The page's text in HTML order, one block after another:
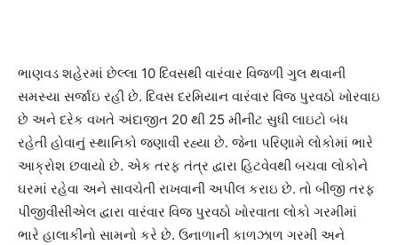
ભાણવડ શહેરમાં છેલ્લા 10 દિવસથી વારંવાર વિજળી ગુલ થવાની
સમસ્યા સર્જાઇ રહી છે. દિવસ દરમિયાન વારંવાર વિજ પુરવઠો ખોરવાઇ
છે અને દરેક વખતે અંદાજીત 20 થી 25 મીનીટ સુધી લાઇટો બંધ
રહેતી હોવાનું સ્થાનિકો જણાવી રહ્યા છે. જેના પરિણામે લોકોમાં ભારે
આક્રોશ છવાયો છે. એક તરફ તંત્ર દ્વારા હિટવેવથી બચવા લોકોને
ઘરમાં રહેવા અને સાવચેતી રાખવાની અપીલ કરાઇ છે. તો બીજી તરફ
પીજીવીસીએલ દ્વારા વારંવાર વિજ પુરવઠો ખોરવાતા લોકો ગરમીમાં
ભારે હાલાકીનો સામનો કરે છે. ઉનાળાની કાળઝાળ ગરમી અને